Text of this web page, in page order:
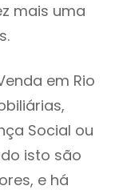
mais uma
em Rio
Social ou
isto são
e há